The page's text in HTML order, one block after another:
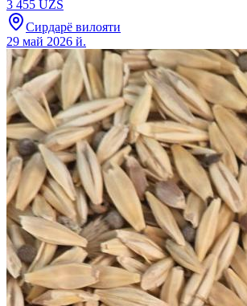
3 455 UZS
Сирдарё вилояти
29 май 2026 й.